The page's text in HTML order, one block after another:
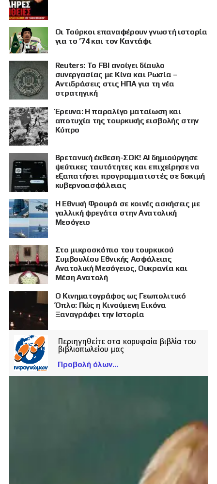
Οι Τούρκοι επαναφέρουν γνωστή ιστορία
για το ’74 και τον Καντάφι
Reuters: Το FBI ανοίγει δίαυλο
συνεργασίας με Κίνα και Ρωσία –
Αντιδράσεις στις ΗΠΑ για τη νέα
στρατηγική
Έρευνα: Η παραλίγο ματαίωση και
αποτυχία της τουρκικής εισβολής στην
Κύπρο
Βρετανική έκθεση-ΣΟΚ! AI δημιούργησε
ψεύτικες ταυτότητες και επιχείρησε να
εξαπατήσει προγραμματιστές σε δοκιμή
κυβερνοασφάλειας
Η Εθνική Φρουρά σε κοινές ασκήσεις με
γαλλική φρεγάτα στην Ανατολική
Μεσόγειο
Στο μικροσκόπιο του τουρκικού
Συμβουλίου Εθνικής Ασφάλειας
Ανατολική Μεσόγειος, Ουκρανία και
Μέση Ανατολή
Ο Κινηματογράφος ως Γεωπολιτικό
Όπλο: Πώς η Κινούμενη Εικόνα
Ξαναγράφει την Ιστορία
Περιηγηθείτε στα κορυφαία βιβλία του
βιβλιοπωλείου μας
Προβολή όλων